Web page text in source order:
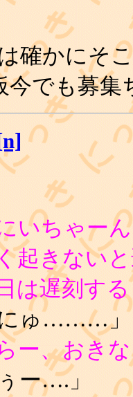
かにそこ
今でも募集
いちゃー
起きない
は遅刻す
ゅ………」
ー、おき
ー….」